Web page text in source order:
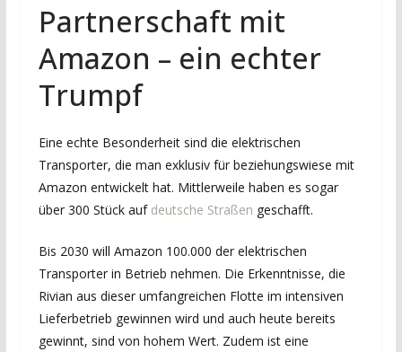
Partnerschaft mit
Amazon – ein echter
Trumpf
Eine echte Besonderheit sind die elektrischen
Transporter, die man exklusiv für beziehungswiese mit
Amazon entwickelt hat. Mittlerweile haben es sogar
über 300 Stück auf deutsche Straßen geschafft.
Bis 2030 will Amazon 100.000 der elektrischen
Transporter in Betrieb nehmen. Die Erkenntnisse, die
Rivian aus dieser umfangreichen Flotte im intensiven
Lieferbetrieb gewinnen wird und auch heute bereits
gewinnt, sind von hohem Wert. Zudem ist eine